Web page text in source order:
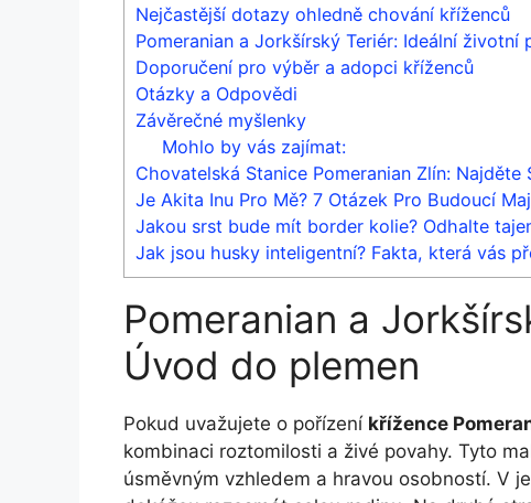
Nejčastější dotazy ohledně chování kříženců
Pomeranian a Jorkšírský Teriér: Ideální životní
Doporučení pro výběr a adopci kříženců
Otázky a Odpovědi
Závěrečné myšlenky
Mohlo by vás zajímat:
Chovatelská Stanice Pomeranian Zlín: Najděte
Je Akita Inu Pro Mě? 7 Otázek Pro Budoucí
Jakou srst bude mít border kolie? Odhalte
Jak jsou husky inteligentní? Fakta, která vás
Pomeranian a
Úvod do plemen
Pokud uvažujete o pořízení křížence
kombinaci roztomilosti a živé povahy. Tyto
úsměvným vzhledem a hravou osobností. V